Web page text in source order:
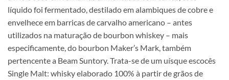
líquido foi fermentado, destilado em alambiques de cobre e
envelhece em barricas de carvalho americano – antes
utilizados na maturação de bourbon whiskey – mais
especificamente, do bourbon Maker’s Mark, também
pertencente a Beam Suntory. Trata-se de um uísque escocês
Single Malt: whisky elaborado 100% à partir de grãos de